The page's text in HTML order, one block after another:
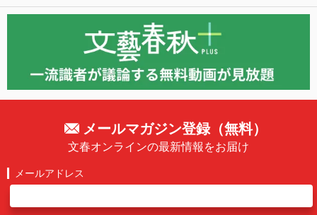
メールマガジン登録（無料）
文春オンラインの最新情報をお届け
メールアドレス